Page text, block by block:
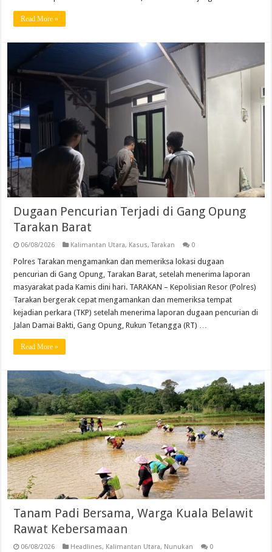
Read More »
Dugaan Pencurian Terjadi di Gang Opung
Tarakan Barat
06/08/2026 Kalimantan Utara, Kasus,Tarakan 0
Polres Tarakan mengamankan dan memeriksa lokasi dugaan
pencurian di Gang Opung, Tarakan Barat, setelah menerima laporan
masyarakat pada Kamis dini hari. TARAKAN – Kepolisian Resor (Polres)
Tarakan bergerak cepat mengamankan dan memeriksa tempat
kejadian perkara (TKP) setelah menerima laporan dugaan pencurian di
Jalan Damai Bakti, Gang Opung, Rukun Tetangga (RT) …
Read More »
Tanam Padi Bersama, Warga Kuala Belawit
Rawat Kebersamaan
06/08/2026 Headlines, Kalimantan Utara, Nunukan 0